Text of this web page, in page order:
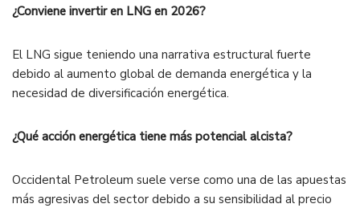
¿Conviene invertir en LNG en 2026?
El LNG sigue teniendo una narrativa estructural fuerte
debido al aumento global de demanda energética y la
necesidad de diversificación energética.
¿Qué acción energética tiene más potencial alcista?
Occidental Petroleum suele verse como una de las apuestas
más agresivas del sector debido a su sensibilidad al precio